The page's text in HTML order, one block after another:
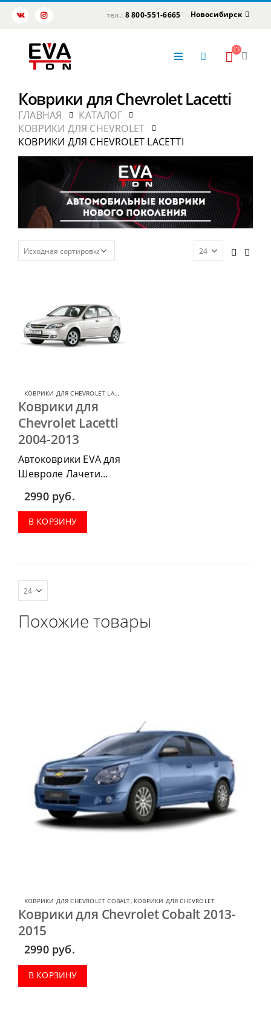
тел.: 8 800-551-6665 Новосибирск
Коврики для Chevrolet Lacetti
ГЛАВНАЯ
КАТАЛОГ
КОВРИКИ ДЛЯ CHEVROLET
КОВРИКИ ДЛЯ CHEVROLET LACETTI
КОВРИКИ ДЛЯ CHEVROLET LACETTI
Коврики для
Chevrolet Lacetti
2004-2013
Автоковрики EVA для
Шевроле Лачети
2004-2013 г.в. можно
приобрести в
комплектации:
водительский коврик,
2990 руб.
В КОРЗИНУ
Похожие товары
КОВРИКИ ДЛЯ CHEVROLET COBALT, КОВРИКИ ДЛЯ CHEVROLET
Коврики для Chevrolet Cobalt 2013-
2015
2990 руб.
В КОРЗИНУ